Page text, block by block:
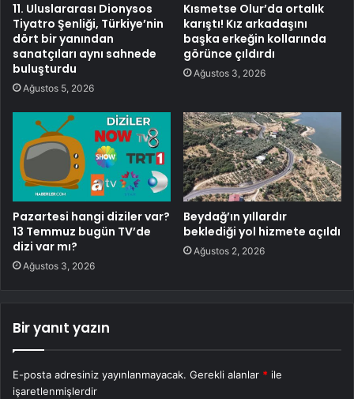
11. Uluslararası Dionysos
Tiyatro Şenliği, Türkiye’nin
dört bir yanından
sanatçıları aynı sahnede
buluşturdu
Ağustos 5, 2026
Kısmetse Olur’da ortalık
karıştı! Kız arkadaşını
başka erkeğin kollarında
görünce çıldırdı
Ağustos 3, 2026
Pazartesi hangi diziler var?
13 Temmuz bugün TV’de
dizi var mı?
Ağustos 3, 2026
Beydağ’ın yıllardır
beklediği yol hizmete açıldı
Ağustos 2, 2026
Bir yanıt yazın
E-posta adresiniz yayınlanmayacak. Gerekli alanlar * ile
işaretlenmişlerdir